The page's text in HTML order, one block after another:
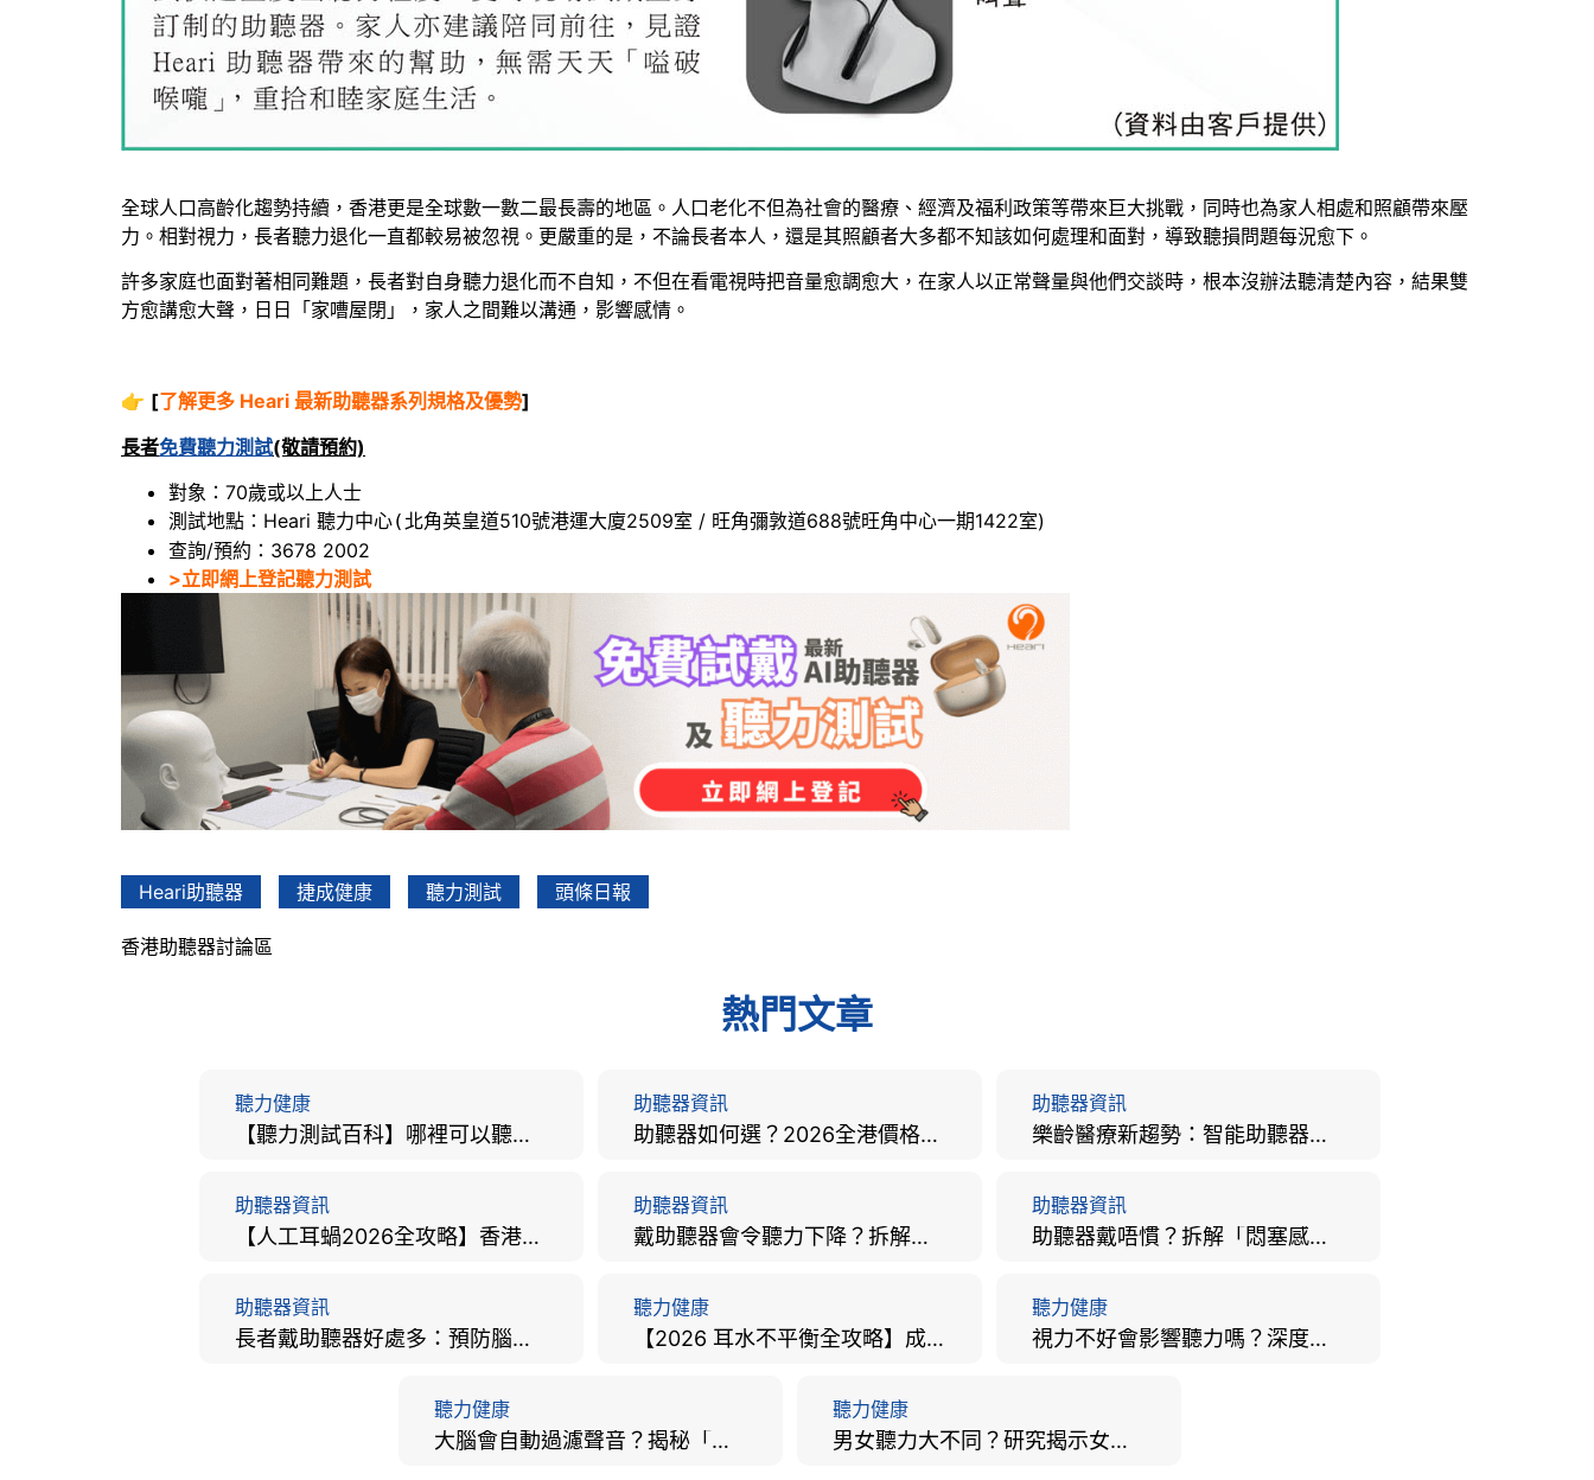
全球人口高齡化趨勢持續，香港更是全球數一數二最長壽的地區。人口老化不但為社會的醫療、經濟及福利政策等帶來巨大挑戰，同時也為家人相處和照顧帶來壓
力。相對視力，長者聽力退化一直都較易被忽視。更嚴重的是，不論長者本人，還是其照顧者大多都不知該如何處理和面對，導致聽損問題每況愈下。
許多家庭也面對著相同難題，長者對自身聽力退化而不自知，不但在看電視時把音量愈調愈大，在家人以正常聲量與他們交談時，根本沒辦法聽清楚內容，結果雙
方愈講愈大聲，日日「家嘈屋閉」，家人之間難以溝通，影響感情。
👉 [了解更多 Heari 最新助聽器系列規格及優勢]
長者免費聽力測試(敬請預約)
對象：70歲或以上人士
測試地點：Heari 聽力中心( 北角英皇道510號港運大廈2509室 / 旺角彌敦道688號旺角中心一期1422室)
查詢/預約：3678 2002
>立即網上登記聽力測試
Heari助聽器 捷成健康 聽力測試 頭條日報
香港助聽器討論區
熱門文章
聽力健康
【聽力測試百科】哪裡可以聽力檢查？費用、標準、流程、在家聽力檢測與iPhone測試全攻略
助聽器資訊
助聽器如何選？2026全港價格比較、款式分析及老人選購全攻略
助聽器資訊
樂齡醫療新趨勢：智能助聽器結合 AI 眼底相機，如何全方位守護長者健康？
助聽器資訊
【人工耳蝸2026全攻略】香港手術費用、原理與副作用評估！
助聽器資訊
戴助聽器會令聽力下降？拆解越戴越聾迷思與聽覺剝奪真相
助聽器資訊
助聽器戴唔慣？拆解「悶塞感」成因、堵耳效應與 4 週適應期全攻略
助聽器資訊
長者戴助聽器好處多：預防腦退化、9大誤區破解及家屬陪伴全手冊
聽力健康
【2026 耳水不平衡全攻略】成因、病徵、治療及改善方法
聽力健康
視力不好會影響聽力嗎？深度拆解大腦「眼耳並用」的科學秘密
聽力健康
大腦會自動過濾聲音？揭秘「聽覺注意」機制與聽力健康的深層關係
聽力健康
男女聽力大不同？研究揭示女性聽覺更靈敏！為何男性更易聽力損失？